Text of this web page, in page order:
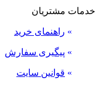
خدمات مشتریان
» راهنمای خرید
» پیگیری سفارش
» قوانین سایت